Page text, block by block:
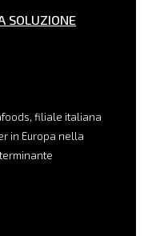
SOLUZIONE
filiale italiana
in Europa nella